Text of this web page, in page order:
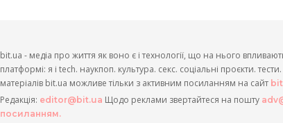
bit.ua - медіа про життя як воно є і технології, що на нього
платформі: я і tech. наукпоп. культура. секс. соціальні проєкти.
матеріалів bit.ua можливе тільки з активним посиланням на сайт
Редакція: editor@bit.ua Щодо реклами звертайтеся на пошту
посиланням.